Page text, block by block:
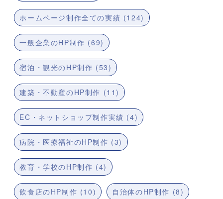
ホームページ制作全ての実績 (124)
一般企業のHP制作 (69)
宿泊・観光のHP制作 (53)
建築・不動産のHP制作 (11)
EC・ネットショップ制作実績 (4)
病院・医療福祉のHP制作 (3)
教育・学校のHP制作 (4)
飲食店のHP制作 (10) 自治体のHP制作 (8)